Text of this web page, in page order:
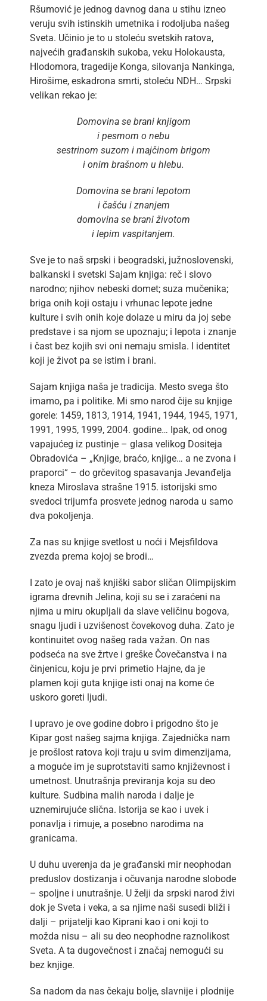
Ršumović je jednog davnog dana u stihu izneo
veruju svih istinskih umetnika i rodoljuba našeg
Sveta. Učinio je to u stoleću svetskih ratova,
najvećih građanskih sukoba, veku Holokausta,
Hlodomora, tragedije Konga, silovanja Nankinga,
Hirošime, eskadrona smrti, stoleću NDH… Srpski
velikan rekao je:
Domovina se brani knjigom
i pesmom o nebu
sestrinom suzom i majčinom brigom
i onim brašnom u hlebu.
Domovina se brani lepotom
i čašću i znanjem
domovina se brani životom
i lepim vaspitanjem.
Sve je to naš srpski i beogradski, južnoslovenski,
balkanski i svetski Sajam knjiga: reč i slovo
narodno; njihov nebeski domet; suza mučenika;
briga onih koji ostaju i vrhunac lepote jedne
kulture i svih onih koje dolaze u miru da joj sebe
predstave i sa njom se upoznaju; i lepota i znanje
i čast bez kojih svi oni nemaju smisla. I identitet
koji je život pa se istim i brani.
Sajam knjiga naša je tradicija. Mesto svega što
imamo, pa i politike. Mi smo narod čije su knjige
gorele: 1459, 1813, 1914, 1941, 1944, 1945, 1971,
1991, 1995, 1999, 2004. godine… Ipak, od onog
vapajućeg iz pustinje – glasa velikog Dositeja
Obradovića – „Knjige, braćo, knjige… a ne zvona i
praporci“ – do grčevitog spasavanja Jevanđelja
kneza Miroslava strašne 1915. istorijski smo
svedoci trijumfa prosvete jednog naroda u samo
dva pokoljenja.
Za nas su knjige svetlost u noći i Mejsfildova
zvezda prema kojoj se brodi…
I zato je ovaj naš knjiški sabor sličan Olimpijskim
igrama drevnih Jelina, koji su se i zaraćeni na
njima u miru okupljali da slave veličinu bogova,
snagu ljudi i uzvišenost čovekovog duha. Zato je
kontinuitet ovog našeg rada važan. On nas
podseća na sve žrtve i greške Čovečanstva i na
činjenicu, koju je prvi primetio Hajne, da je
plamen koji guta knjige isti onaj na kome će
uskoro goreti ljudi.
I upravo je ove godine dobro i prigodno što je
Kipar gost našeg sajma knjiga. Zajednička nam
je prošlost ratova koji traju u svim dimenzijama,
a moguće im je suprotstaviti samo književnost i
umetnost. Unutrašnja previranja koja su deo
kulture. Sudbina malih naroda i dalje je
uznemirujuće slična. Istorija se kao i uvek i
ponavlja i rimuje, a posebno narodima na
granicama.
U duhu uverenja da je građanski mir neophodan
preduslov dostizanja i očuvanja narodne slobode
– spoljne i unutrašnje. U želji da srpski narod živi
dok je Sveta i veka, a sa njime naši susedi bliži i
dalji – prijatelji kao Kiprani kao i oni koji to
možda nisu – ali su deo neophodne raznolikost
Sveta. A ta dugovečnost i značaj nemogući su
bez knjige.
Sa nadom da nas čekaju bolje, slavnije i plodnije